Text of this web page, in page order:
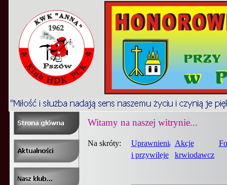
Witamy na naszej witrynie...
Na skróty:
Uprawnienia
i przywileje
Akcje
krwiodawcze